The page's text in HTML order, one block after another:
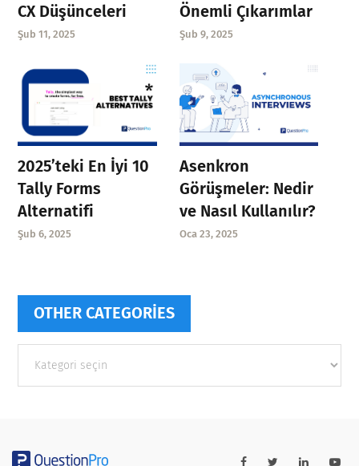
CX Düşünceleri
Şub 11, 2025
Önemli Çıkarımlar
Şub 9, 2025
2025’teki En İyi 10
Tally Forms
Alternatifi
Şub 6, 2025
Asenkron
Görüşmeler: Nedir
ve Nasıl Kullanılır?
Oca 23, 2025
OTHER CATEGORIES
categories